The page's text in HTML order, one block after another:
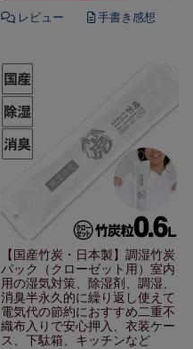
【国産竹炭・日本製】 調湿竹炭
パック（クローゼット用） 室内
用の湿気対策、除湿剤、調湿、
消臭半永久的に繰り返し使えて
電気代の節約におすすめ二重不
織布入りで安心押入、衣装ケー
ス、下駄箱、キッチンなど